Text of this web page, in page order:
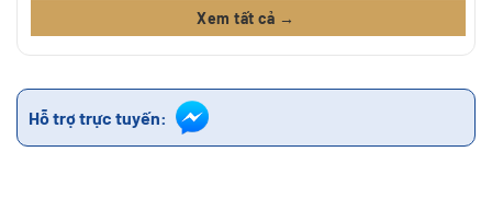
Xem tất cả →
Hỗ trợ trực tuyến: